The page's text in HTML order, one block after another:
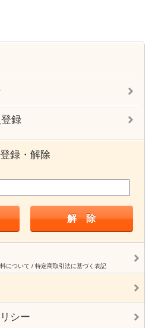
録
録・解除
について / 特定商取引法に基づく表記
シー